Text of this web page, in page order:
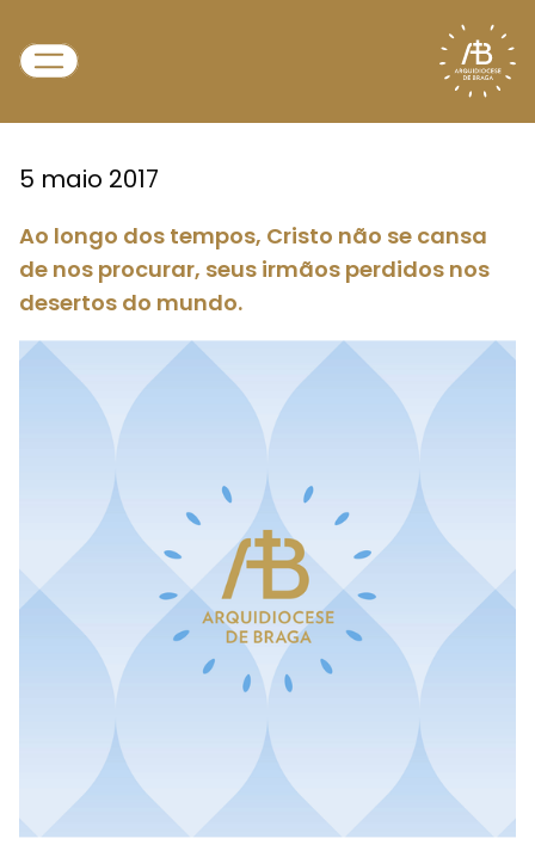
5 maio 2017
Ao longo dos tempos, Cristo não se cansa
de nos procurar, seus irmãos perdidos nos
desertos do mundo.